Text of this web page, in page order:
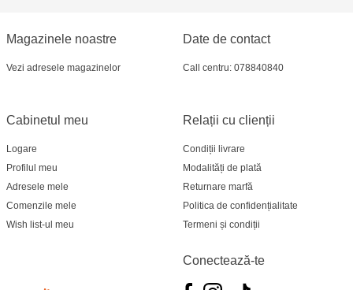
Magazinele noastre
Vezi adresele magazinelor
Relații cu clienții
Condiții livrare
Modalități de plată
Returnare marfă
Politica de confidențialitate
Termeni și condiții
Cabinetul meu
Logare
Profilul meu
Adresele mele
Comenzile mele
Wish list-ul meu
Date de contact
Call centru: 078840840
Conectează-te